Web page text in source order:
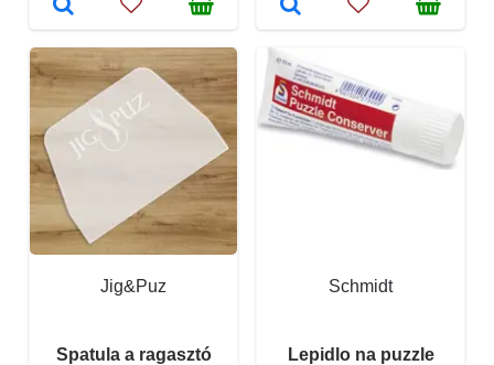
Jig&Puz
Spatula a ragasztó
Schmidt
Lepidlo na puzzle